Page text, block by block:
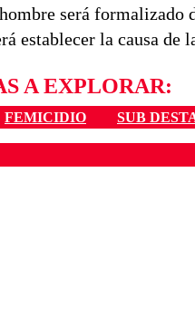
será
establecer la causa de
A EXPLORAR:
FEMICIDIO SUB